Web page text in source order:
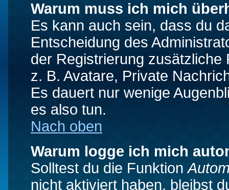
Warum muss ich mich
Es kann auch sein, dass du
Entscheidung des
der Registrierung
z. B. Avatare, Private
Es dauert nur wenige
es also tun.
Nach oben
Warum logge ich mich
Solltest du die Funktion
nicht aktiviert haben, bleibst